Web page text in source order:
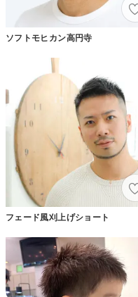
ソフトモヒカン高円寺
フェード風刈上げショート